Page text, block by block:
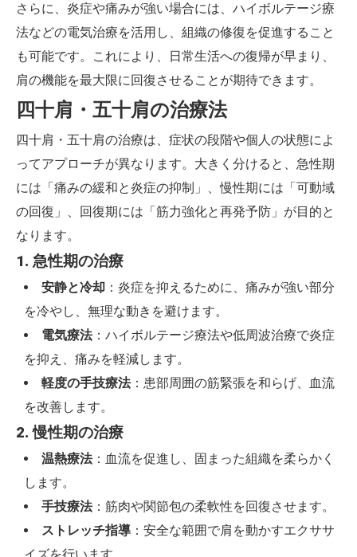
さらに、炎症や痛みが強い場合には、ハイボルテージ療
法などの電気治療を活用し、組織の修復を促進すること
も可能です。これにより、日常生活への復帰が早まり、
肩の機能を最大限に回復させることが期待できます。
四十肩・五十肩の治療法
四十肩・五十肩の治療は、症状の段階や個人の状態によ
ってアプローチが異なります。大きく分けると、急性期
には「痛みの緩和と炎症の抑制」、慢性期には「可動域
の回復」、回復期には「筋力強化と再発予防」が目的と
なります。
1. 急性期の治療
安静と冷却：炎症を抑えるために、痛みが強い部分
を冷やし、無理な動きを避けます。
電気療法：ハイボルテージ療法や低周波治療で炎症
を抑え、痛みを軽減します。
軽度の手技療法：患部周囲の筋緊張を和らげ、血流
を改善します。
2. 慢性期の治療
温熱療法：血流を促進し、固まった組織を柔らかく
します。
手技療法：筋肉や関節包の柔軟性を回復させます。
ストレッチ指導：安全な範囲で肩を動かすエクササ